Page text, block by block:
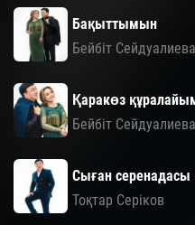
Бақыттымын
Бейбіт Сейдуалиева
Қаракөз
Бейбіт Сейдуалиева
Сыған серенадасы
Тоқтар Серіков